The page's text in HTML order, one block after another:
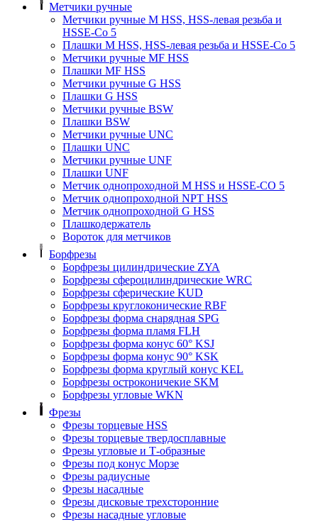
Метчики ручные
Метчики ручные M HSS, HSS-левая резьба и
HSSE-Co 5
Плашки M HSS, HSS-левая резьба и HSSE-Co 5
Метчики ручные MF HSS
Плашки MF HSS
Метчики ручные G HSS
Плашки G HSS
Метчики ручные BSW
Плашки BSW
Метчики ручные UNC
Плашки UNC
Метчики ручные UNF
Плашки UNF
Метчик однопроходной M HSS и HSSE-CO 5
Метчик однопроходной NPT HSS
Метчик однопроходной G HSS
Плашкодержатель
Вороток для метчиков
Борфрезы
Борфрезы цилиндрические ZYA
Борфрезы сфероцилиндрические WRC
Борфрезы сферические KUD
Борфрезы круглоконические RBF
Борфрезы форма снарядная SPG
Борфрезы форма пламя FLH
Борфрезы форма конус 60° KSJ
Борфрезы форма конус 90° KSK
Борфрезы форма круглый конус KEL
Борфрезы остроконичекие SKM
Борфрезы угловые WKN
Фрезы
Фрезы торцевые HSS
Фрезы торцевые твердосплавные
Фрезы угловые и Т-образные
Фрезы под конус Морзе
Фрезы радиусные
Фрезы насадные
Фрезы дисковые трехсторонние
Фрезы насадные угловые